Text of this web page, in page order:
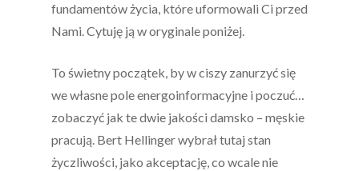
fundamentów życia, które uformowali Ci przed
Nami. Cytuję ją w oryginale poniżej.
To świetny początek, by w ciszy zanurzyć się
we własne pole energoinformacyjne i poczuć…
zobaczyć jak te dwie jakości damsko – męskie
pracują. Bert Hellinger wybrał tutaj stan
życzliwości, jako akceptację, co wcale nie